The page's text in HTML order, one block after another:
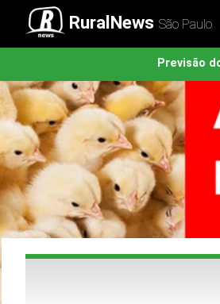
RuralNews São Paulo
Previsão